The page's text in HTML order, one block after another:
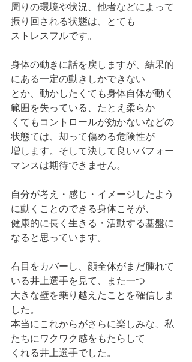
周りの環境や状況、他者などによって
振り回される状態は、とても
ストレスフルです。
身体の動きに話を戻しますが、結果的
にある一定の動きしかできない
とか、動かしたくても身体自体が動く
範囲を失っている、たとえ柔らか
くてもコントロールが効かないなどの
状態ては、却って傷める危険性が
増します。そして決して良いパフォー
マンスは期待できません。
自分が考え・感じ・イメージしたよう
に動くことのできる身体こそが、
健康的に長く生きる・活動する基盤に
なると思っています。
右目をカバーし、顔全体がまだ腫れて
いる井上選手を見て、また一つ
大きな壁を乗り越えたことを確信しま
した。
本当にこれからがさらに楽しみな、私
たちにワクワク感をもたらして
くれる井上選手でした。